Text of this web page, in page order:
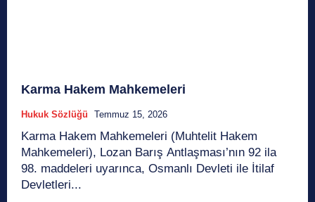
Karma Hakem Mahkemeleri
Hukuk Sözlüğü Temmuz 15, 2026
Karma Hakem Mahkemeleri (Muhtelit Hakem
Mahkemeleri), Lozan Barış Antlaşması’nın 92 ila
98. maddeleri uyarınca, Osmanlı Devleti ile İtilaf
Devletleri...